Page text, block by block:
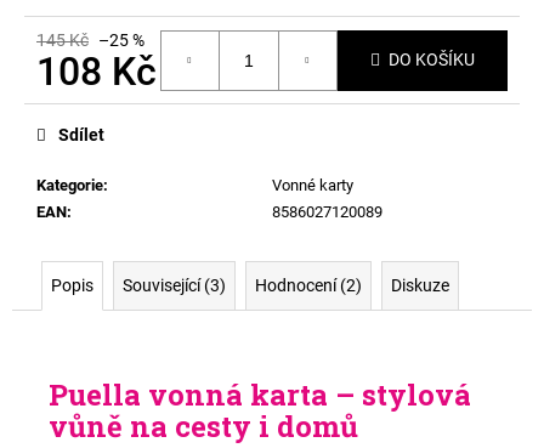
145 Kč –25 %
108 Kč
Měrná
cena:
DO KOŠÍKU
Kategorie:
Vonné karty
EAN: 8586027120089
Sdílet
Popis Související (3) Hodnocení (2) Diskuze
Puella vonná karta – stylová
vůně na cesty i domů